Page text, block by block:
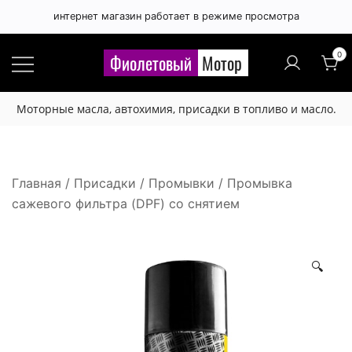
интернет магазин работает в режиме просмотра
Фиолетовый Мотор 0
Моторные масла, автохимия, присадки в топливо и масло.
Главная / Присадки / Промывки / Промывка
сажевого фильтра (DPF) со снятием
🔍
Правила публикации отзывов ×
этот товар.
Отзыв не публикуется если:
- содержит нецензурную лексику или любые
- содержит большое количество лексических,
орфографических и других ошибок,
- отзыв рекламного характера (номера